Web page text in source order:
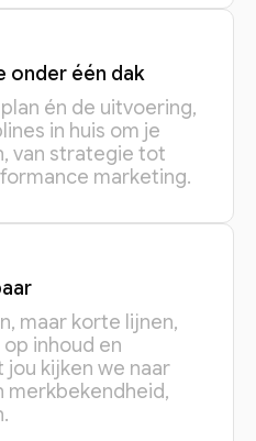
onder één dak
én de uitvoering,
in huis om je
van strategie tot
marketing.
maar korte lijnen,
inhoud en
jou kijken we naar
merkbekendheid,